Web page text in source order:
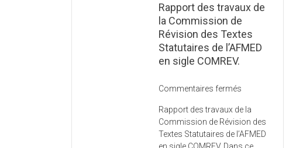
Rapport des travaux de
la Commission de
Révision des Textes
Statutaires de l’AFMED
en sigle COMREV.
Commentaires fermés
des
travaux
de
Rapport des travaux de la
Commission de Révision des
Textes Statutaires de l’AFMED
en sigle COMREV. Dans ce